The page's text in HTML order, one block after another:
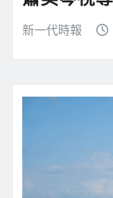
新一代時報